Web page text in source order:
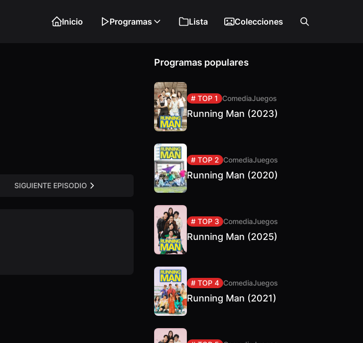
Inicio Programas Lista Colecciones
SIGUIENTE EPISODIO
Programas populares
# TOP 1 ComediaJuegos
Running Man (2023)
# TOP 2 ComediaJuegos
Running Man (2020)
# TOP 3 ComediaJuegos
Running Man (2025)
# TOP 4 ComediaJuegos
Running Man (2021)